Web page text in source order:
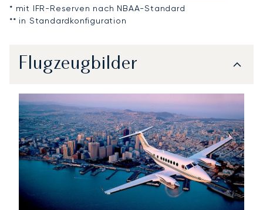
* mit IFR-Reserven nach NBAA-Standard
** in Standardkonfiguration
Flugzeugbilder